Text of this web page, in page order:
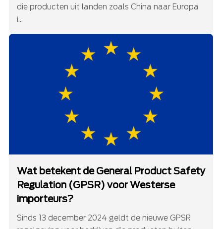
die producten uit landen zoals China naar Europa
i...
Wat betekent de General Product Safety
Regulation (GPSR) voor Westerse
importeurs?
Sinds 13 december 2024 geldt de nieuwe GPSR